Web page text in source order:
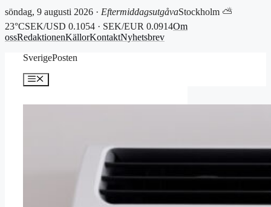
söndag, 9 augusti 2026 · EftermiddagsutgåvaStockholm ⛅
23°CSEK/USD 0.1054 · SEK/EUR 0.0914Om
ossRedaktionenKällorKontaktNyhetsbrev
SverigePosten
Meny